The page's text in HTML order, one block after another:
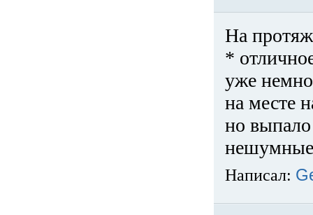
На
*
уже
на месте
но
нешумные
Написал: